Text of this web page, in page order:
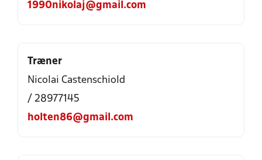
1990nikolaj@gmail.com
Træner
Nicolai Castenschiold
/ 28977145
holten86@gmail.com